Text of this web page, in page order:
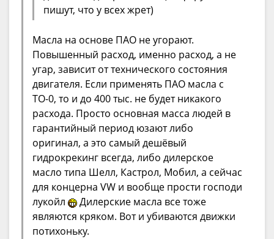
пишут, что у всех жрет)
Масла на основе ПАО не угорают.
Повышенный расход, именно расход, а не
угар, зависит от технического состояния
двигателя. Если применять ПАО масла с
ТО-0, то и до 400 тыс. не будет никакого
расхода. Просто основная масса людей в
гарантийный период юзают либо
оригинал, а это самый дешёвый
гидрокрекинг всегда, либо дилерское
масло типа Шелл, Кастрол, Мобил, а сейчас
для концерна VW и вообще прости господи
лукойл
Дилерские масла все тоже
являются кряком. Вот и убиваются движки
потихоньку.